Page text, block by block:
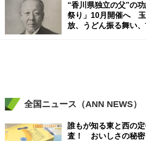
“香川県独立の父”の
祭り」10月開催へ 玉
放、うどん振る舞い
全国ニュース（ANN NEWS）
誰もが知る東と西の
査！ おいしさの秘密